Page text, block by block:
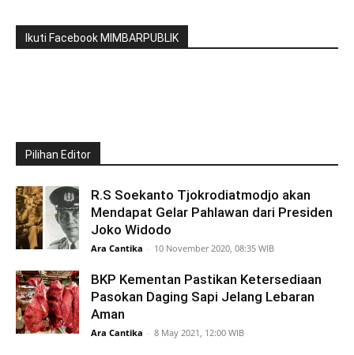
Ikuti Facebook MIMBARPUBLIK
Pilihan Editor
R.S Soekanto Tjokrodiatmodjo akan
Mendapat Gelar Pahlawan dari Presiden
Joko Widodo
Ara Cantika - 10 November 2020, 08:35 WIB
BKP Kementan Pastikan Ketersediaan
Pasokan Daging Sapi Jelang Lebaran
Aman
Ara Cantika - 8 May 2021, 12:00 WIB